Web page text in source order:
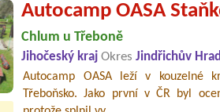
Autocamp OASA
Chlum u Třeboně
Jihočeský krajOkres Jindřichův
Autocamp OASA leží v kouzelné
Třeboňsko. Jako první v ČR byl